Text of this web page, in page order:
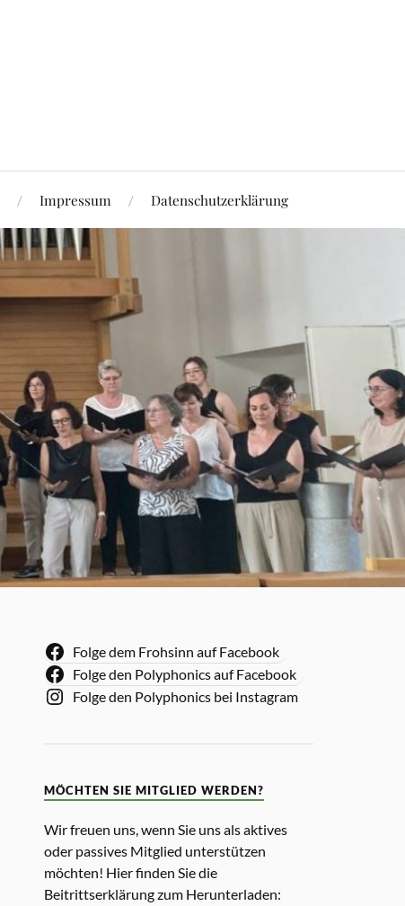
Impressum Datenschutzerklärung
Folge dem Frohsinn auf Facebook
Folge den Polyphonics auf Facebook
Folge den Polyphonics bei Instagram
MÖCHTEN SIE MITGLIED WERDEN?
Wir freuen uns, wenn Sie uns als aktives
oder passives Mitglied unterstützen
möchten! Hier finden Sie die
Beitrittserklärung zum Herunterladen: